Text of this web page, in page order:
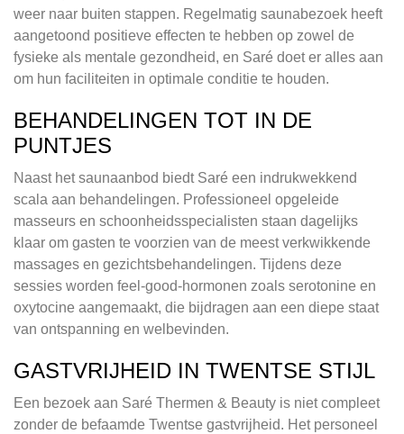
weer naar buiten stappen. Regelmatig saunabezoek heeft
aangetoond positieve effecten te hebben op zowel de
fysieke als mentale gezondheid, en Saré doet er alles aan
om hun faciliteiten in optimale conditie te houden.
BEHANDELINGEN TOT IN DE
PUNTJES
Naast het saunaanbod biedt Saré een indrukwekkend
scala aan behandelingen. Professioneel opgeleide
masseurs en schoonheidsspecialisten staan dagelijks
klaar om gasten te voorzien van de meest verkwikkende
massages en gezichtsbehandelingen. Tijdens deze
sessies worden feel-good-hormonen zoals serotonine en
oxytocine aangemaakt, die bijdragen aan een diepe staat
van ontspanning en welbevinden.
GASTVRIJHEID IN TWENTSE STIJL
Een bezoek aan Saré Thermen & Beauty is niet compleet
zonder de befaamde Twentse gastvrijheid. Het personeel